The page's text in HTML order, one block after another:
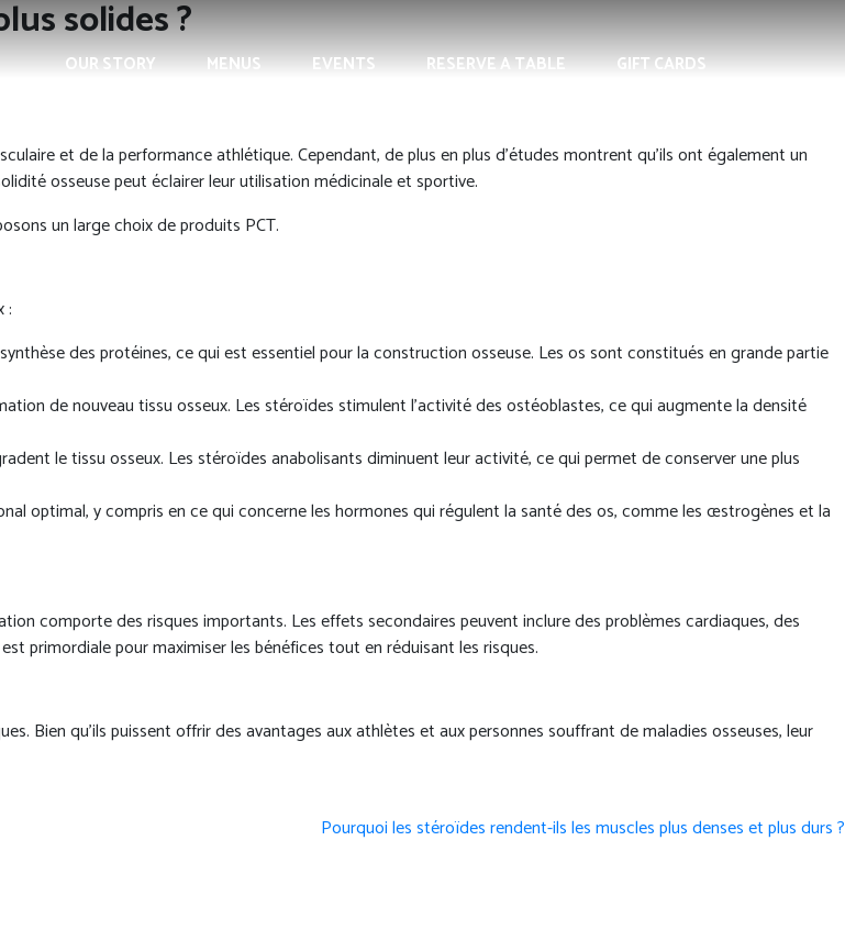
OUR STORY MENUS EVENTS RESERVE A TABLE GIFT CARDS
solides ?
et de la performance athlétique. Cependant, de plus en plus d’études montrent qu’ils ont également un
osseuse peut éclairer leur utilisation médicinale et sportive.
un large choix de produits PCT.
:
des protéines, ce qui est essentiel pour la construction osseuse. Les os sont constitués en grande partie
de nouveau tissu osseux. Les stéroïdes stimulent l’activité des ostéoblastes, ce qui augmente la densité
le tissu osseux. Les stéroïdes anabolisants diminuent leur activité, ce qui permet de conserver une plus
optimal, y compris en ce qui concerne les hormones qui régulent la santé des os, comme les œstrogènes et la
comporte des risques importants. Les effets secondaires peuvent inclure des problèmes cardiaques, des
primordiale pour maximiser les bénéfices tout en réduisant les risques.
Bien qu’ils puissent offrir des avantages aux athlètes et aux personnes souffrant de maladies osseuses, leur
Pourquoi les stéroïdes rendent-ils les muscles plus denses et plus durs ?